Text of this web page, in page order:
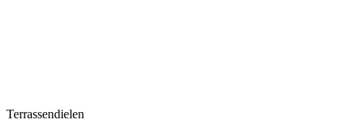
Terrassendielen